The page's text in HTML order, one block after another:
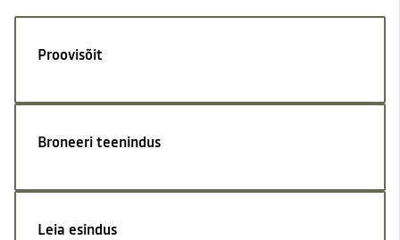
Proovisõit
Broneeri teenindus
Leia esindus